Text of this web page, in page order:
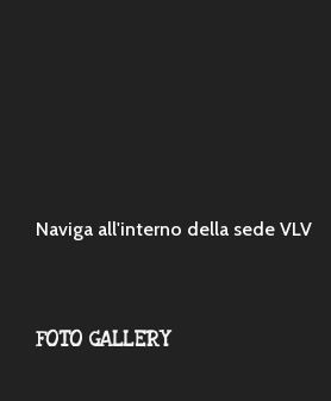
Naviga all'interno della sede VLV
FOTO GALLERY